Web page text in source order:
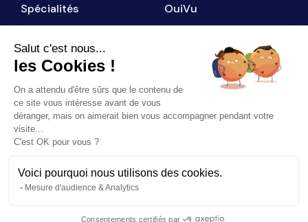
Spécialités
Opticiens
Audioprothésistes
OuiVu
Qui sommes-nous ?
Nous contacter
Accès professionnel
Suivez-nous
©2026OuiVu. Tous droits réservés
Salut c'est nous...
les Cookies !
On a attendu d'être sûrs que le contenu de
ce site vous intéresse avant de vous
déranger, mais on aimerait bien vous accompagner pendant votre
visite...
C'est OK pour vous ?
Voici pourquoi nous utilisons des cookies.
Mesure d'audience & Analytics
Consentements certifiés par